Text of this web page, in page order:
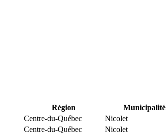
Région Municipalité
Centre-du-Québec
Nicolet
Centre-du-Québec
Nicolet